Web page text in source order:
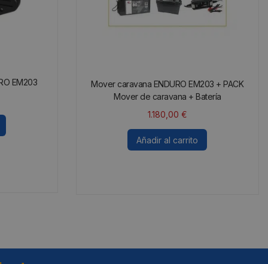
EM203
Mover caravana ENDURO EM203 + PACK
Mover de caravana + Batería
1.180,00 €
Añadir al carrito